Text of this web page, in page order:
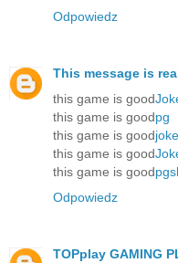
Odpowiedz
This message is
this game is good
this game is goodpg
this game is good
this game is good
this game is good
Odpowiedz
TOPplay GAMING